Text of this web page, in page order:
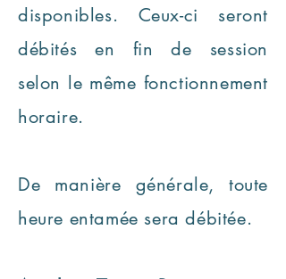
disponibles. Ceux-ci seront
débités en fin de session
selon le même fonctionnement
horaire.
De manière générale, toute
heure entamée sera débitée.